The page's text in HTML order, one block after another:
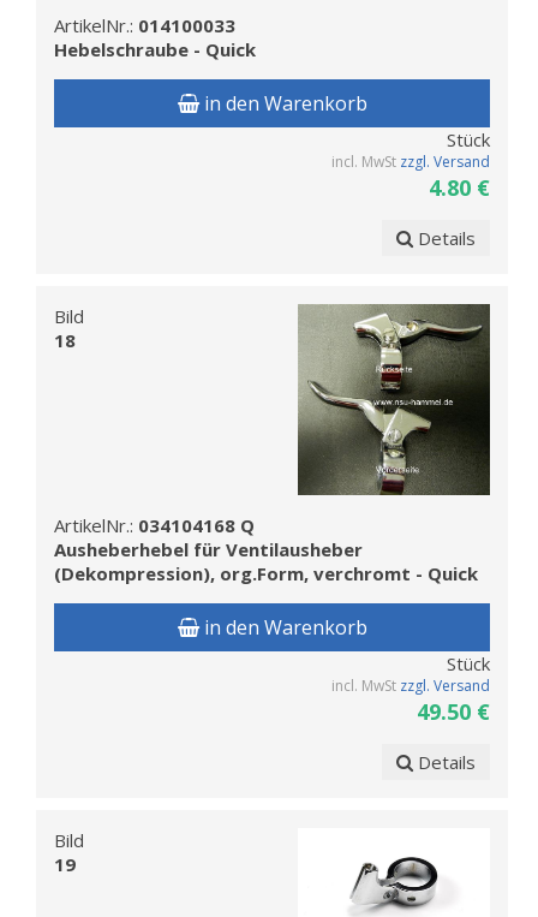
ArtikelNr.: 014100033
Hebelschraube - Quick
in den Warenkorb
Stück
incl. MwSt zzgl. Versand
4.80 €
Details
Bild
18
ArtikelNr.: 034104168 Q
Ausheberhebel für Ventilausheber
(Dekompression), org.Form, verchromt - Quick
in den Warenkorb
Stück
incl. MwSt zzgl. Versand
49.50 €
Details
Bild
19